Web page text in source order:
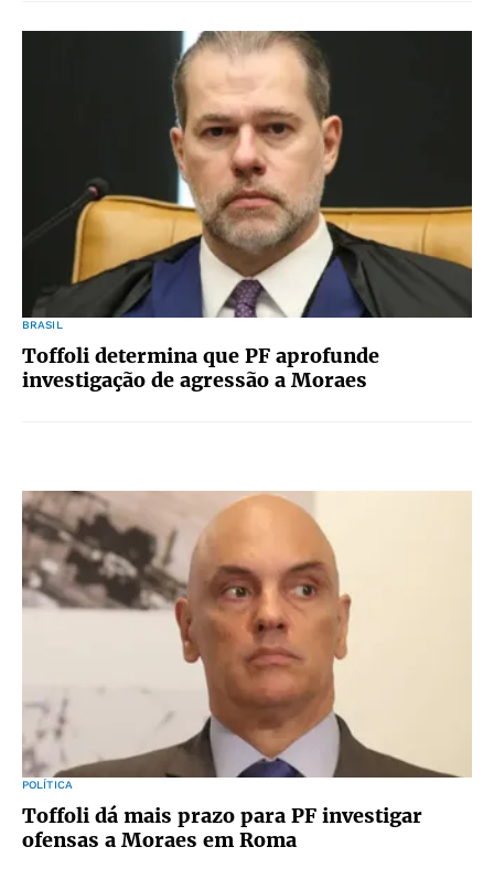
BRASIL
Toffoli determina que PF aprofunde
investigação de agressão a Moraes
POLÍTICA
Toffoli dá mais prazo para PF investigar
ofensas a Moraes em Roma